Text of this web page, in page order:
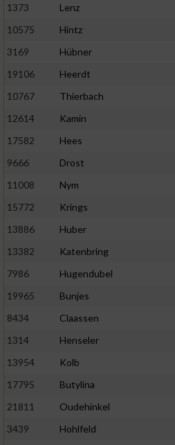
1373
Lenz
10575
Hintz
3169
Hübner
19106
Heerdt
10767
Thierbach
12614
Kamin
17582
Hees
9666
Drost
11008
Nym
15772
Krings
13886
Huber
13382
Katenbring
7986
Hugendubel
19965
Bunjes
8434
Claassen
1314
Henseler
13954
Kolb
17795
Butylina
21811
Oudehinkel
3439
Hohlfeld